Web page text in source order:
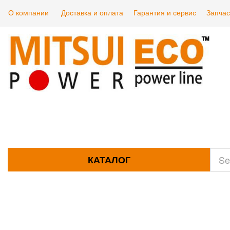
О компании Доставка и оплата Гарантия и сервис
КАТАЛОГ